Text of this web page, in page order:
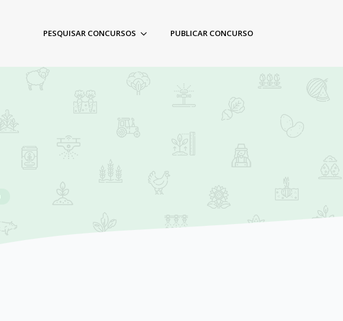
PESQUISAR CONCURSOS PUBLICAR CONCURSO